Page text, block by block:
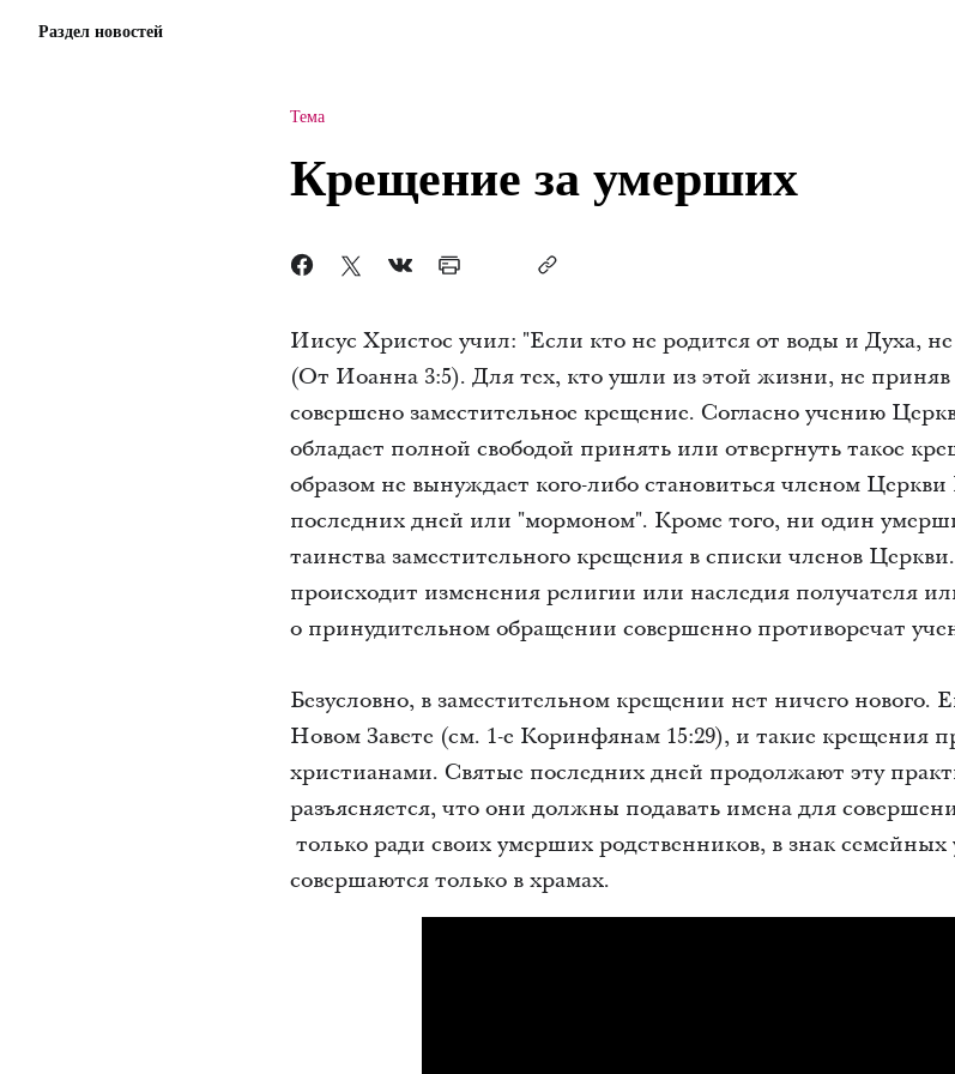
Раздел новостей
Тема
Крещение за умерших
Иисус Христос учил: "Если кто не родится от воды и Духа,
(От Иоанна 3:5). Для тех, кто ушли из этой жизни, не приняв
совершено заместительное крещение. Согласно учению
обладает полной свободой принять или отвергнуть такое
образом не вынуждает кого-либо становиться членом
последних дней или "мормоном". Кроме того, ни один
таинства заместительного крещения в списки членов
происходит изменения религии или наследия получателя
о принудительном обращении совершенно противоречат
Безусловно, в заместительном крещении нет ничего нового.
Новом Завете (см. 1-е Коринфянам 15:29), и такие крещения
христианами. Святые последних дней продолжают эту
разъясняется, что они должны подавать имена для
только ради своих умерших родственников, в знак
совершаются только в храмах.